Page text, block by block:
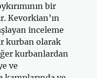
bir
Kevorkian’ın
inceleme
kurban olarak
kurbanlardan
ve